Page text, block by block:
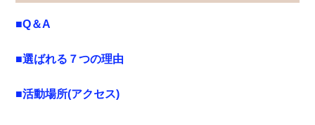
■Q＆A
■選ばれる７つの理由
■活動場所(アクセス)